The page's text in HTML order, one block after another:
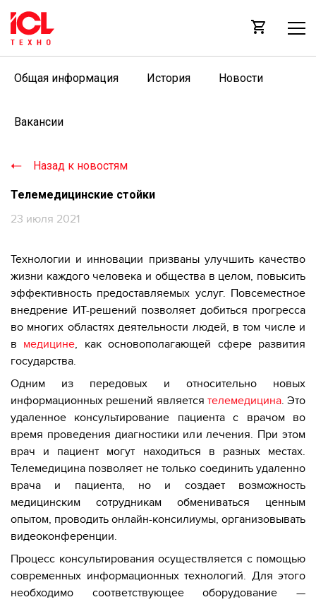
Общая информация История Новости
Вакансии
Назад к новостям
Телемедицинские стойки
23 июля 2021
Технологии и инновации призваны улучшить качество
жизни каждого человека и общества в целом, повысить
эффективность предоставляемых услуг. Повсеместное
внедрение ИТ-решений позволяет добиться прогресса
во многих областях деятельности людей, в том числе и
в медицине, как основополагающей сфере развития
государства.
Одним из передовых и относительно новых
информационных решений является телемедицина. Это
удаленное консультирование пациента с врачом во
время проведения диагностики или лечения. При этом
врач и пациент могут находиться в разных местах.
Телемедицина позволяет не только соединить удаленно
врача и пациента, но и создает возможность
медицинским сотрудникам обмениваться ценным
опытом, проводить онлайн-консилиумы, организовывать
видеоконференции.
Процесс консультирования осуществляется с помощью
современных информационных технологий. Для этого
необходимо соответствующее оборудование —